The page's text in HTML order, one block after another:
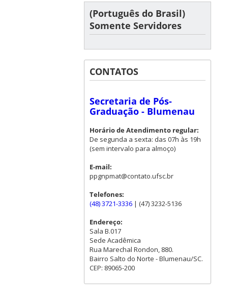
(Português do Brasil)
Somente Servidores
CONTATOS
Secretaria de Pós-
Graduação - Blumenau
Horário de Atendimento regular:
De segunda a sexta: das 07h às 19h
(sem intervalo para almoço)
E-mail:
ppgnpmat@contato.ufsc.br
Telefones:
(48) 3721-3336 | (47) 3232-5136
Endereço:
Sala B.017
Sede Acadêmica
Rua Marechal Rondon, 880.
Bairro Salto do Norte - Blumenau/SC.
CEP: 89065-200